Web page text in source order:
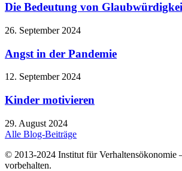
Die Bedeutung von
26. September 2024
Angst in der Pandemie
12. September 2024
Kinder motivieren
29. August 2024
Alle Blog-Beiträge
© 2013-2024 Institut für Verhaltensökonomie
vorbehalten.